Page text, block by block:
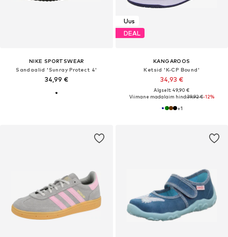
NIKE SPORTSWEAR
Sandaalid 'Sunray Protect 4'
34,99 €
Uus
DEAL
KANGAROOS
Ketsid 'K-CP Bound'
34,93 €
Algselt: 49,90 €
Viimane madalaim hind:39,92 €-12%
+1